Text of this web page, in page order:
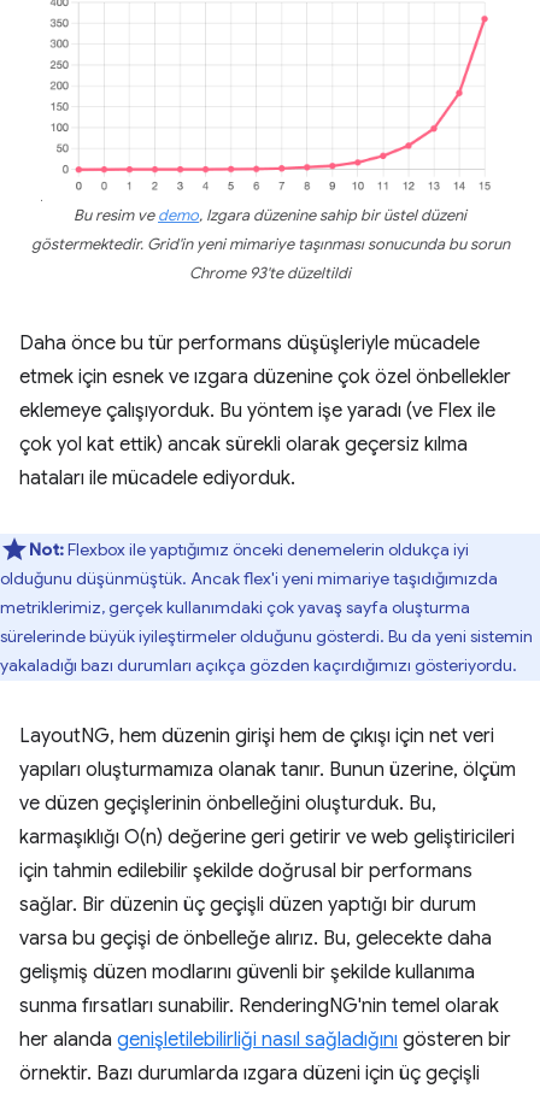
Bu resim vedemo, Izgara düzenine sahip bir üstel düzeni
göstermektedir. Grid'in yeni mimariye taşınması sonucunda bu sorun
Chrome 93'te düzeltildi
Daha önce bu tür performans düşüşleriyle mücadele
etmek için esnek ve ızgara düzenine çok özel önbellekler
eklemeye çalışıyorduk. Bu yöntem işe yaradı (ve Flex ile
çok yol kat ettik) ancak sürekli olarak geçersiz kılma
hataları ile mücadele ediyorduk.
Not:Flexbox ile yaptığımız önceki denemelerin oldukça iyi
olduğunu düşünmüştük. Ancak flex'i yeni mimariye taşıdığımızda
metriklerimiz, gerçek kullanımdaki çok yavaş sayfa oluşturma
sürelerinde büyük iyileştirmeler olduğunu gösterdi. Bu da yeni sistemin
yakaladığı bazı durumları açıkça gözden kaçırdığımızı gösteriyordu.
LayoutNG, hem düzenin girişi hem de çıkışı için net veri
yapıları oluşturmamıza olanak tanır. Bunun üzerine, ölçüm
ve düzen geçişlerinin önbelleğini oluşturduk. Bu,
karmaşıklığı O(n) değerine geri getirir ve web geliştiricileri
için tahmin edilebilir şekilde doğrusal bir performans
sağlar. Bir düzenin üç geçişli düzen yaptığı bir durum
varsa bu geçişi de önbelleğe alırız. Bu, gelecekte daha
gelişmiş düzen modlarını güvenli bir şekilde kullanıma
sunma fırsatları sunabilir. RenderingNG'nin temel olarak
her alanda genişletilebilirliği nasıl sağladığını gösteren bir
örnektir. Bazı durumlarda ızgara düzeni için üç geçişli